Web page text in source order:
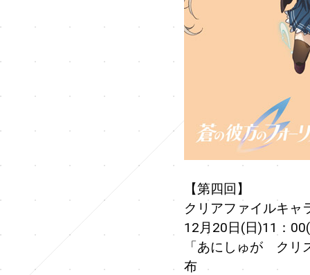
【第四回】
クリアファイルキャ
12月20日(日)11：
「あにしゅが クリ
布